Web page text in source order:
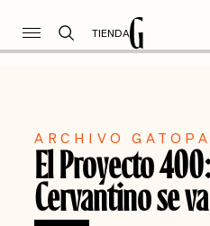
TIENDA
ARCHIVO
El Proyecto
Cervantino se va